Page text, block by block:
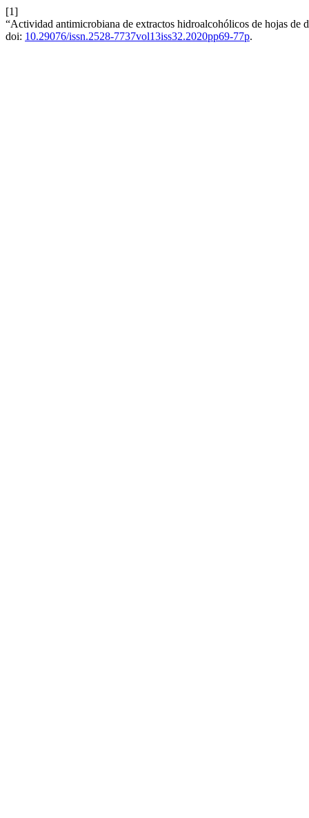
[1]
“Actividad antimicrobiana de extractos hidroalcohólicos de hojas de
doi: 10.29076/issn.2528-7737vol13iss32.2020pp69-77p.